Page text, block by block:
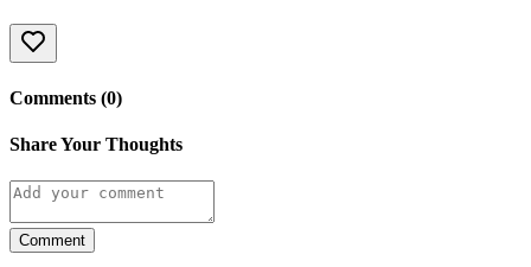
Comments (0)
Share Your Thoughts
Comment